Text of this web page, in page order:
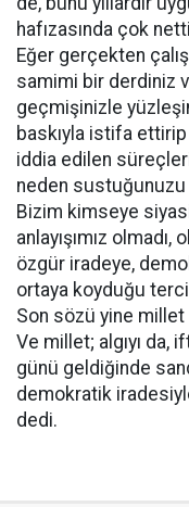
hafızasında çok
Eğer gerçekten
samimi bir derdiniz
geçmişinizle
baskıyla istifa
iddia edilen
neden sustuğunuzu
Bizim kimseye
anlayışımız
özgür iradeye,
ortaya koyduğu
Son sözü yine
Ve millet; algıyı da,
günü geldiğinde
demokratik
dedi.